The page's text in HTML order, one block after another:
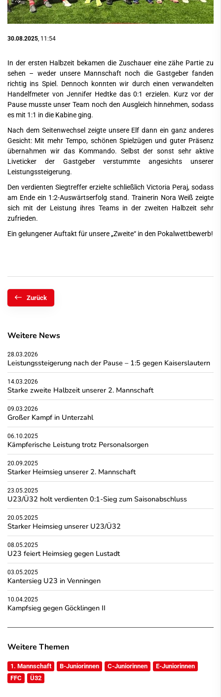
30.08.2025, 11:54
In der ersten Halbzeit bekamen die Zuschauer eine zähe Partie zu
sehen – weder unsere Mannschaft noch die Gastgeber fanden
richtig ins Spiel. Dennoch konnten wir durch einen verwandelten
Handelfmeter von Jennifer Hedtke das 0:1 erzielen. Kurz vor der
Pause musste unser Team noch den Ausgleich hinnehmen, sodass
es mit 1:1 in die Kabine ging.
Nach dem Seitenwechsel zeigte unsere Elf dann ein ganz anderes
Gesicht: Mit mehr Tempo, schönen Spielzügen und guter Präsenz
übernahmen wir das Kommando. Selbst der sonst sehr aktive
Liveticker der Gastgeber verstummte angesichts unserer
Leistungssteigerung.
Den verdienten Siegtreffer erzielte schließlich Victoria Peraj, sodass
am Ende ein 1:2-Auswärtserfolg stand. Trainerin Nora Weiß zeigte
sich mit der Leistung ihres Teams in der zweiten Halbzeit sehr
zufrieden.
Ein gelungener Auftakt für unsere „Zweite“ in den Pokalwettbewerb!
Zurück
Weitere News
28.03.2026
Leistungssteigerung nach der Pause – 1:5 gegen Kaiserslautern
14.03.2026
Starke zweite Halbzeit unserer 2. Mannschaft
09.03.2026
Großer Kampf in Unterzahl
06.10.2025
Kämpferische Leistung trotz Personalsorgen
20.09.2025
Starker Heimsieg unserer 2. Mannschaft
23.05.2025
U23/Ü32 holt verdienten 0:1-Sieg zum Saisonabschluss
20.05.2025
Starker Heimsieg unserer U23/Ü32
08.05.2025
U23 feiert Heimsieg gegen Lustadt
03.05.2025
Kantersieg U23 in Venningen
10.04.2025
Kampfsieg gegen Göcklingen II
Weitere Themen
1. Mannschaft B-Juniorinnen C-Juniorinnen
E-Juniorinnen
FFC
Ü32